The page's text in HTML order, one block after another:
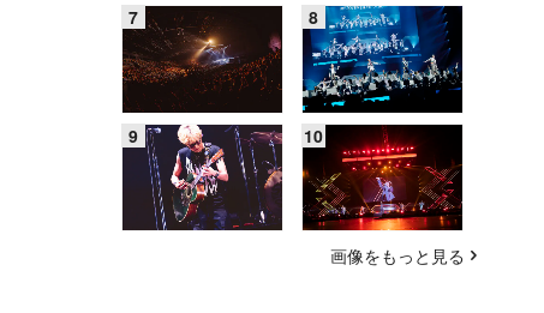
画像をもっと見る